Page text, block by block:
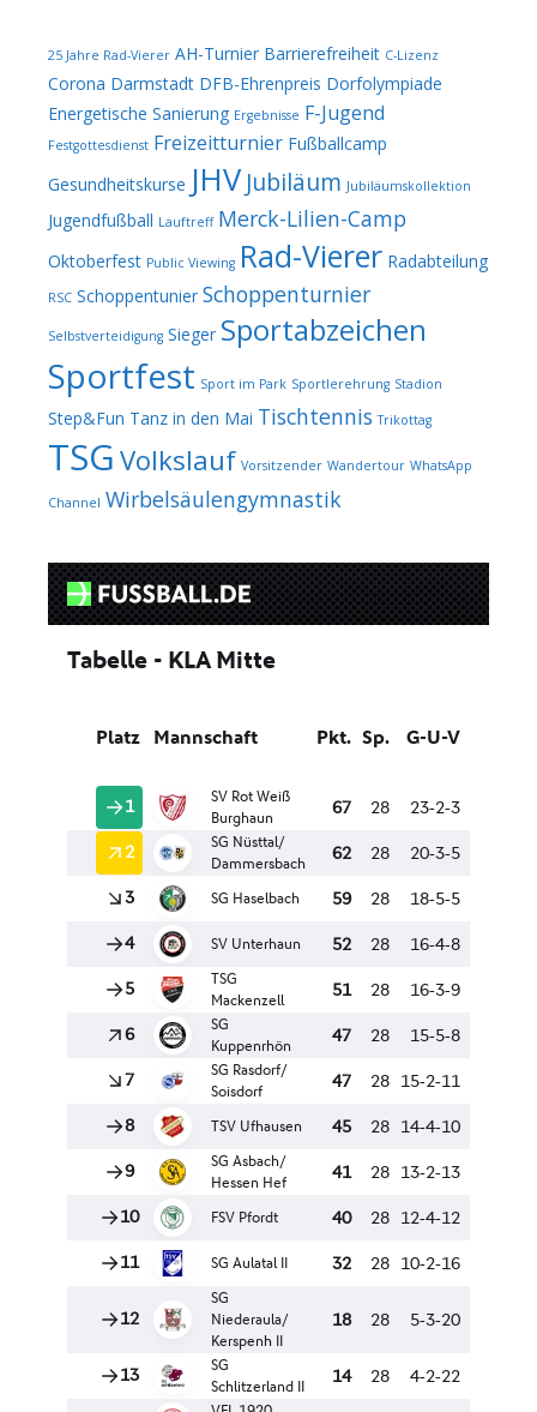
25 Jahre Rad-Vierer AH-Turnier Barrierefreiheit C-Lizenz
Corona Darmstadt DFB-Ehrenpreis Dorfolympiade
Energetische Sanierung Ergebnisse F-Jugend
Festgottesdienst Freizeitturnier Fußballcamp
Gesundheitskurse JHV Jubiläum Jubiläumskollektion
Jugendfußball Lauftreff Merck-Lilien-Camp
Oktoberfest Public Viewing Rad-Vierer Radabteilung
RSC Schoppentunier Schoppenturnier
Selbstverteidigung Sieger Sportabzeichen
Sportfest Sport im Park Sportlerehrung Stadion
Step&Fun Tanz in den Mai Tischtennis Trikottag
TSG Volkslauf Vorsitzender Wandertour WhatsApp
Channel Wirbelsäulengymnastik